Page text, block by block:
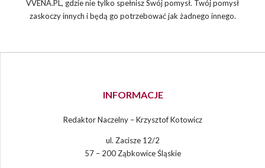
VVENA.PL, gdzie nie tylko spełnisz Swój pomysł. Twój pomysł
zaskoczy innych i będą go potrzebować jak żadnego innego.
INFORMACJE
Redaktor Naczelny – Krzysztof Kotowicz
ul. Zacisze 12/2
57 – 200 Ząbkowice Śląskie